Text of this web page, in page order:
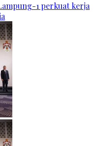
1 perkuat kerja